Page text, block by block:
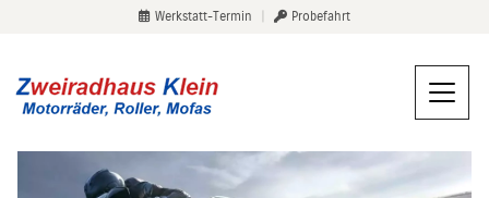
Werkstatt-Termin Probefahrt